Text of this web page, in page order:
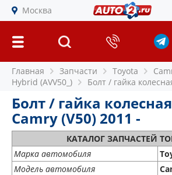
Москва
Главная Запчасти Toyota
Hybrid (AVV50_)
Болт / гайка
Болт / гайка
Camry (V50) 2011 -
КАТАЛОГ ЗАПЧАСТЕЙ
Марка автомобиля
Модель автомобиля